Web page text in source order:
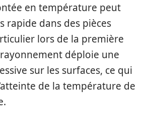
en température peut
rapide dans des pièces
lors de la première
déploie une
sur les surfaces, ce qui
de la température de